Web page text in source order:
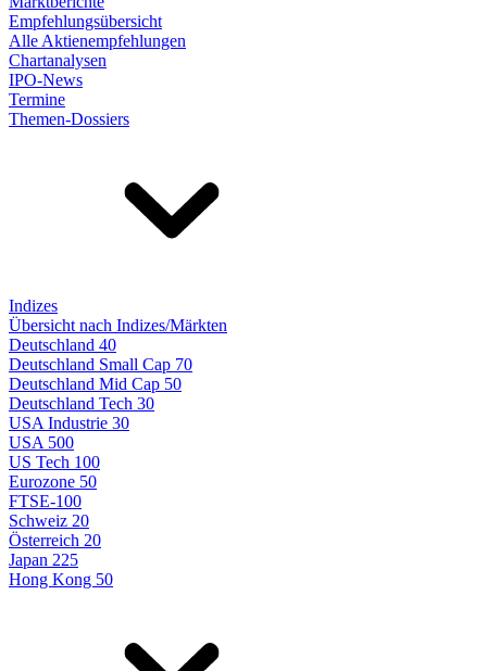
Empfehlungsübersicht
Alle Aktienempfehlungen
Chartanalysen
IPO-News
Termine
Themen-Dossiers
Indizes
Übersicht nach Indizes/Märkten
Deutschland 40
Deutschland Small Cap 70
Deutschland Mid Cap 50
Deutschland Tech 30
USA Industrie 30
USA 500
US Tech 100
Eurozone 50
FTSE-100
Schweiz 20
Österreich 20
Japan 225
Hong Kong 50